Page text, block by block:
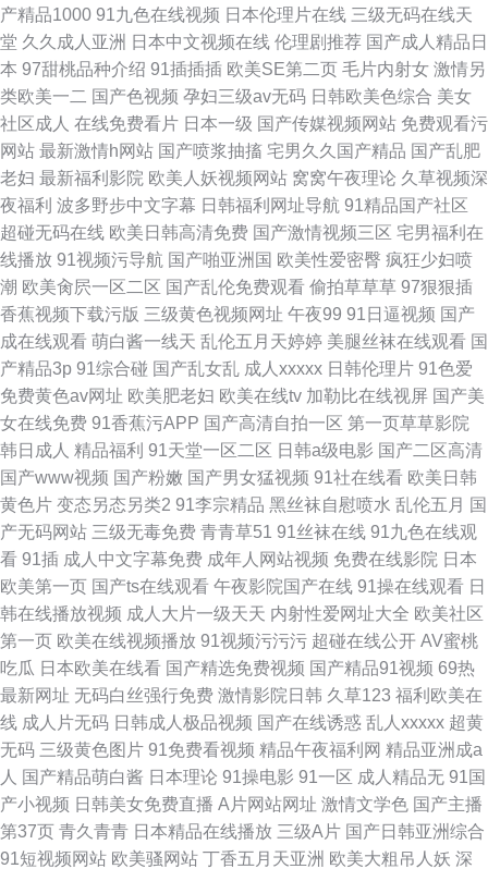
产精品1000 91九色在线视频 日本伦理片在线 三级无码在线天
堂 久久成人亚洲 日本中文视频在线 伦理剧推荐 国产成人精品日
本 97甜桃品种介绍 91插插插 欧美SE第二页 毛片内射女 激情另
类欧美一二 国产色视频 孕妇三级av无码 日韩欧美色综合 美女
社区成人 在线免费看片 日本一级 国产传媒视频网站 免费观看污
网站 最新激情h网站 国产喷浆抽搐 宅男久久国产精品 国产乱肥
老妇 最新福利影院 欧美人妖视频网站 窝窝午夜理论 久草视频深
夜福利 波多野步中文字幕 日韩福利网址导航 91精品国产社区
超碰无码在线 欧美日韩高清免费 国产激情视频三区 宅男福利在
线播放 91视频污导航 国产啪亚洲国 欧美性爱密臀 疯狂少妇喷
潮 欧美肏屄一区二区 国产乱伦免费观看 偷拍草草草 97狠狠插
香蕉视频下载污版 三级黄色视频网址 午夜99 91日逼视频 国产
成在线观看 萌白酱一线天 乱伦五月天婷婷 美腿丝袜在线观看 国
产精品3p 91综合碰 国产乱女乱 成人xxxxx 日韩伦理片 91色爱
免费黄色av网址 欧美肥老妇 欧美在线tv 加勒比在线视屏 国产美
女在线免费 91香蕉污APP 国产高清自拍一区 第一页草草影院
韩日成人 精品福利 91天堂一区二区 日韩a级电影 国产二区高清
国产www视频 国产粉嫩 国产男女猛视频 91社在线看 欧美日韩
黄色片 变态另态另类2 91李宗精品 黑丝袜自慰喷水 乱伦五月 国
产无码网站 三级无毒免费 青青草51 91丝袜在线 91九色在线观
看 91插 成人中文字幕免费 成年人网站视频 免费在线影院 日本
欧美第一页 国产ts在线观看 午夜影院国产在线 91操在线观看 日
韩在线播放视频 成人大片一级天天 内射性爱网址大全 欧美社区
第一页 欧美在线视频播放 91视频污污污 超碰在线公开 AV蜜桃
吃瓜 日本欧美在线看 国产精选免费视频 国产精品91视频 69热
最新网址 无码白丝强行免费 激情影院日韩 久草123 福利欧美在
线 成人片无码 日韩成人极品视频 国产在线诱惑 乱人xxxxx 超黄
无码 三级黄色图片 91免费看视频 精品午夜福利网 精品亚洲成a
人 国产精品萌白酱 日本理论 91操电影 91一区 成人精品无 91国
产小视频 日韩美女免费直播 A片网站网址 激情文学色 国产主播
第37页 青久青青 日本精品在线播放 三级A片 国产日韩亚洲综合
91短视频网站 欧美骚网站 丁香五月天亚洲 欧美大粗吊人妖 深